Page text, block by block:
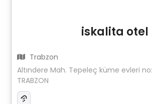
iskalita otel
Trabzon
Altındere Mah. Tepeleç küme evleri
TRABZON